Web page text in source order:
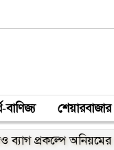
বাণিজ্য শেয়ারবাজার
অনিয়মের